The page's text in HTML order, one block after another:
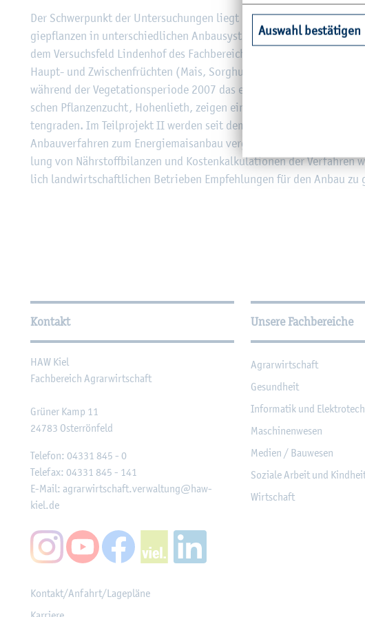
Der Schwer­punkt der Un­ter­su­chun­gen liegt bei der Prü­fung der
gie­pflan­zen in un­ter­schied­li­chen An­bau­sys­te­men bzw.
dem Ver­suchs­feld Lin­den­hof des Fach­be­reichs Agrar­wirt­schaft in
Haupt- und Zwi­schen­früch­ten (Mais, Sorg­hum, Ge­trei­de, Gras)
wäh­rend der Ve­ge­ta­ti­ons­pe­ri­ode 2007 das erste Mal beern­tet.
schen Pflan­zen­zucht, Ho­hen­lieth, zei­gen eine große Va­ria­bi­li­tät
ten­gra­den. Im Teil­pro­jekt II wer­den seit dem Früh­jahr 2007 unter
An­bau­ver­fah­ren zum En­er­gie­mais­an­bau ver­glei­chend ge­prüft
lung von Nähr­stoff­bi­lan­zen und Kos­ten­kal­ku­la­tio­nen der
lich land­wirt­schaft­li­chen Be­trie­ben Emp­feh­lun­gen für den Anbau zu
Wei­ter­füh­ren­de
Kontakt
HAW Kiel
Fach­be­reich Agrar­wirt­schaft
Grü­ner Kamp 11
24783 Os­ter­rön­feld
Te­le­fon: 04331 845 - 0
Te­le­fax: 04331 845 - 141
E-Mail: agrar­wirt­schaft.​verwaltung@​haw-​
kiel.​de
Kon­takt/An­fahrt/La­ge­plä­ne
Unsere Fachbereiche
Agrar­wirt­schaft
Ge­sund­heit
In­for­ma­tik und
Ma­schi­nen­we­sen
Me­di­en / Bau­we­sen
So­zia­le Ar­beit und
Wirt­schaft
Auswahl bestätigen